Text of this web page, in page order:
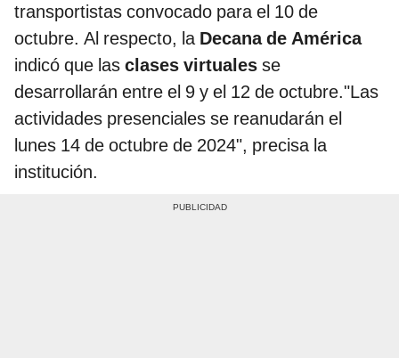
transportistas convocado para el 10 de
octubre. Al respecto, la Decana de América
indicó que las clases virtuales se
desarrollarán entre el 9 y el 12 de octubre."Las
actividades presenciales se reanudarán el
lunes 14 de octubre de 2024", precisa la
institución.